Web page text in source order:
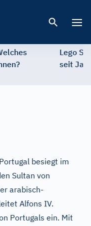
Lego
seit
besiegt im
Sultan von
arabisch-
Alfons IV.
Portugals ein. Mit